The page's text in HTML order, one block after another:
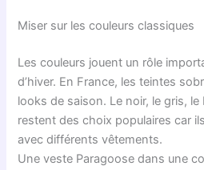
Miser sur les couleurs classiques
Les couleurs jouent un rôle
d’hiver. En France, les teintes
looks de saison. Le noir, le gris, le
restent des choix populaires car
avec différents vêtements.
Une veste Paragoose dans une